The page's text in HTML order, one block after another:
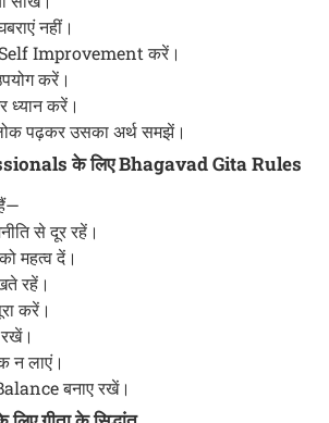
नहीं।
Improvement करें।
करें।
ध्यान करें।
पढ़कर उसका अर्थ समझें।
के लिए Bhagavad Gita Rules
से दूर रहें।
महत्व दें।
रहें।
करें।
रखें।
न लाएं।
बनाए रखें।